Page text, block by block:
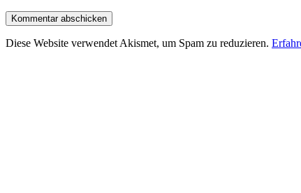
Diese Website verwendet Akismet, um Spam zu reduzieren.